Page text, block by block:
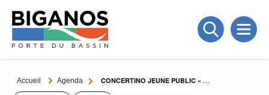
Accueil Agenda CONCERTINO JEUNE PUBLIC « ELLE TOURNE »